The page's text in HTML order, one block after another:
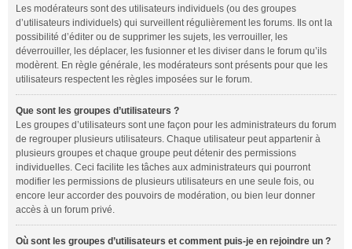
Les modérateurs sont des utilisateurs individuels (ou des groupes
d’utilisateurs individuels) qui surveillent régulièrement les forums. Ils ont la
possibilité d’éditer ou de supprimer les sujets, les verrouiller, les
déverrouiller, les déplacer, les fusionner et les diviser dans le forum qu’ils
modèrent. En règle générale, les modérateurs sont présents pour que les
utilisateurs respectent les règles imposées sur le forum.
Que sont les groupes d’utilisateurs ?
Les groupes d’utilisateurs sont une façon pour les administrateurs du forum
de regrouper plusieurs utilisateurs. Chaque utilisateur peut appartenir à
plusieurs groupes et chaque groupe peut détenir des permissions
individuelles. Ceci facilite les tâches aux administrateurs qui pourront
modifier les permissions de plusieurs utilisateurs en une seule fois, ou
encore leur accorder des pouvoirs de modération, ou bien leur donner
accès à un forum privé.
Où sont les groupes d’utilisateurs et comment puis-je en rejoindre un ?